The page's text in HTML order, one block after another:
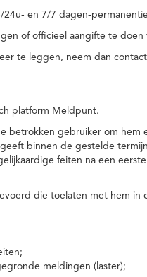
en 7/7 dagen-
of officieel aangifte te doen
te leggen, neem dan
platform Meldpunt.
betrokken gebruiker om hem
binnen de gestelde
feiten na een
die toelaten met hem in
meldingen (laster);